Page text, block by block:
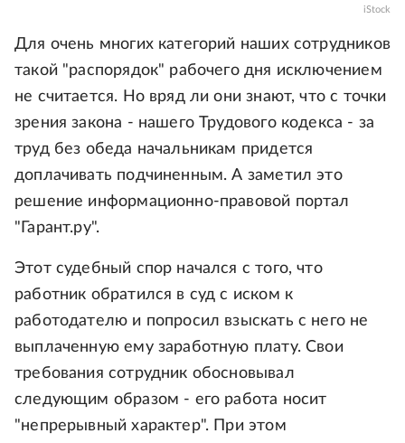
iStock
Для очень многих категорий наших сотрудников
такой "распорядок" рабочего дня исключением
не считается. Но вряд ли они знают, что с точки
зрения закона - нашего Трудового кодекса - за
труд без обеда начальникам придется
доплачивать подчиненным. А заметил это
решение информационно-правовой портал
"Гарант.ру".
Этот судебный спор начался с того, что
работник обратился в суд с иском к
работодателю и попросил взыскать с него не
выплаченную ему заработную плату. Свои
требования сотрудник обосновывал
следующим образом - его работа носит
"непрерывный характер". При этом